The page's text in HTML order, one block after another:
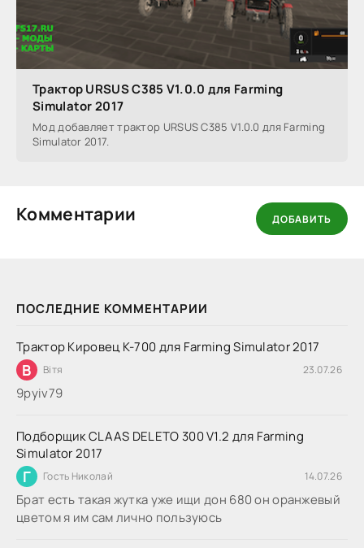
ПОСЛЕДНИЕ КОММЕНТАРИИ
Трактор Кировец К-700 для Farming Simulator 2017
В Вітя 23.07.26
9руіv79
Подборщик CLAAS DELETO 300 V1.2 для Farming
Simulator 2017
Г Гость Николай 14.07.26
Брат есть такая жутка уже ищи дон 680 он оранжевый
цветом я им сам лично пользуюсь
Трактор URSUS C385 V1.0.0 для Farming
Simulator 2017
Мод добавляет трактор URSUS C385 V1.0.0 для Farming
Simulator 2017.
Комментарии ДОБАВИТЬ